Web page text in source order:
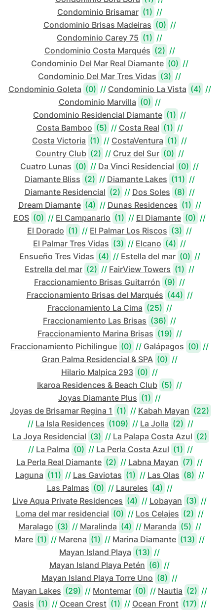
Condominio Brisamar (1) //
Condominio Brisas Madeiras (0) //
Condominio Carey 75 (1) //
Condominio Costa Marqués (2) //
Condominio Del Mar Real Diamante (0) //
Condominio Del Mar Tres Vidas (3) //
Condominio Goleta (0) // Condominio La Vista (4) //
Condominio Marvilla (0) //
Condominio Residencial Diamante (1) //
Costa Bamboo (5) // Costa Real (1) //
Costa Victoria (1) // CostaVentura (1) //
Country Club (2) // Cruz del Sur (0) //
Cuatro Lunas (0) // Da Vinci Residencial (0) //
Diamante Bliss (2) // Diamante Lakes (11) //
Diamante Residencial (2) // Dos Soles (8) //
Dream Diamante (4) // Dunas Residences (1) //
EOS (0) // El Campanario (1) // El Diamante (0) //
El Dorado (1) // El Palmar Los Riscos (3) //
El Palmar Tres Vidas (3) // Elcano (4) //
Ensueño Tres Vidas (4) // Estella del mar (0) //
Estrella del mar (2) // FairView Towers (1) //
Fraccionamiento Brisas Guitarrón (9) //
Fraccionamiento Brisas del Marqués (44) //
Fraccionamiento La Cima (25) //
Fraccionamiento Las Brisas (36) //
Fraccionamiento Marina Brisas (19) //
Fraccionamiento Pichilingue (0) // Galápagos (0) //
Gran Palma Residencial & SPA (0) //
Hilario Malpica 293 (0) //
Ikaroa Residences & Beach Club (5) //
Joyas Diamante Plus (1) //
Joyas de Brisamar Regina 1 (1) // Kabah Mayan (22)
// La Isla Residences (109) // La Jolla (2) //
La Joya Residencial (3) // La Palapa Costa Azul (2)
// La Palma (0) // La Perla Costa Azul (1) //
La Perla Real Diamante (2) // Labna Mayan (7) //
Laguna (11) // Las Gaviotas (1) // Las Olas (8) //
Las Palmas (0) // Laureles (4) //
Live Aqua Private Residences (4) // Lobayan (3) //
Loma del mar residencial (0) // Los Celajes (2) //
Maralago (3) // Maralinda (4) // Maranda (5) //
Mare (1) // Marena (1) // Marina Diamante (13) //
Mayan Island Playa (13) //
Mayan Island Playa Petén (6) //
Mayan Island Playa Torre Uno (8) //
Mayan Lakes (29) // Montemar (0) // Nautia (2) //
Oasis (1) // Ocean Crest (1) // Ocean Front (17) //